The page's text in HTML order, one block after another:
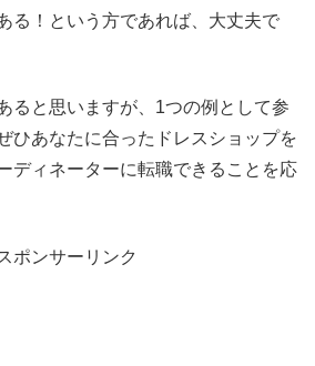
る！という方であれば、大丈夫で
ると思いますが、1つの例として参
ひあなたに合ったドレスショップを
ディネーターに転職できることを応
ポンサーリンク